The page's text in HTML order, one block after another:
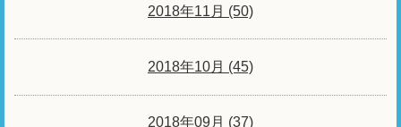
2018年11月 (50)
2018年10月 (45)
2018年09月 (37)